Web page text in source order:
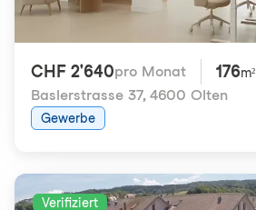
CHF 2'640pro Monat 176m²
Baslerstrasse 37, 4600 Olten
Gewerbe
Verifiziert